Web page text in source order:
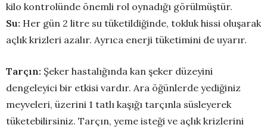
kilo kontrolünde önemli rol oynadığı görülmüştür.
Su: Her gün 2 litre su tüketildiğinde, tokluk hissi oluşarak
açlık krizleri azalır. Ayrıca enerji tüketimini de uyarır.
Tarçın: Şeker hastalığında kan şeker düzeyini
dengeleyici bir etkisi vardır. Ara öğünlerde yediğiniz
meyveleri, üzerini 1 tatlı kaşığı tarçınla süsleyerek
tüketebilirsiniz. Tarçın, yeme isteği ve açlık krizlerini